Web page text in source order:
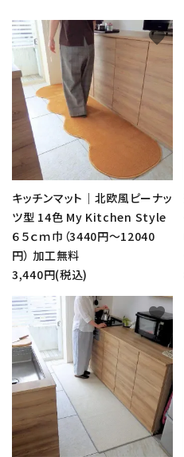
キッチンマット｜北欧風ピーナッ
ツ型 14色 My Kitchen Style
６５ｃｍ巾（3440円～12040
円） 加工無料
3,440円(税込)
favorite
favorite